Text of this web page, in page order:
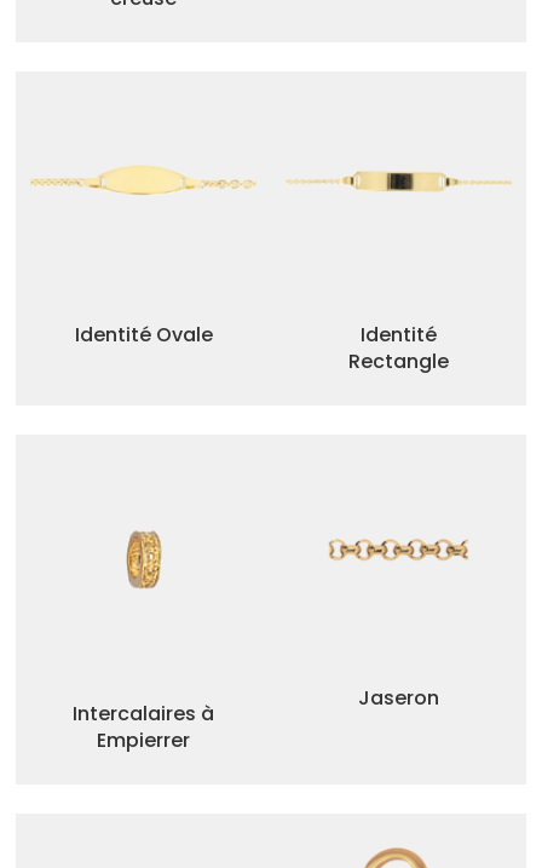
Identité Ovale
Identité
Rectangle
Intercalaires à
Empierrer
Jaseron